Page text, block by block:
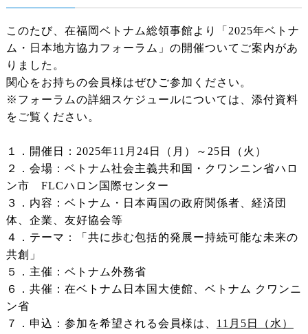
このたび、在福岡ベトナム総領事館より「2025年ベトナ
ム・日本地方協力フォーラム」の開催ついてご案内があ
りました。
関心をお持ちの会員様はぜひご参加ください。
※フォーラムの詳細スケジュールについては、添付資料
をご覧ください。
１．開催日：2025年11月24日（月）～25日（火）
２．会場：ベトナム社会主義共和国・クワンニン省ハロ
ン市 FLCハロン国際センター
３．内容：ベトナム・日本両国の政府関係者、経済団
体、企業、友好協会等
４．テーマ：「共に歩む包括的発展ー持続可能な未来の
共創」
５．主催：ベトナム外務省
６．共催：在ベトナム日本国大使館、ベトナム クワンニ
ン省
７．申込：参加を希望される会員様は、 11月5日（水）